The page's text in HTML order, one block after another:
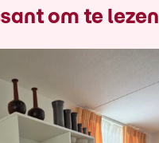
om te lezen